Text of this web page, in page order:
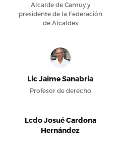
Alcalde de Camuy y
presidente de la Federación
de Alcaldes
Lic Jaime Sanabria
Profesor de derecho
Lcdo Josué Cardona
Hernández